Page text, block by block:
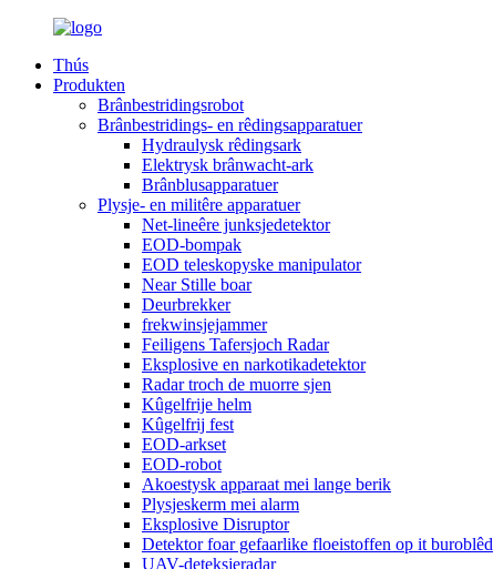
Thús
Produkten
Brânbestridingsrobot
Brânbestridings- en rêdingsapparatuer
Hydraulysk rêdingsark
Elektrysk brânwacht-ark
Brânblusapparatuer
Plysje- en militêre apparatuer
Net-lineêre junksjedetektor
EOD-bompak
EOD teleskopyske manipulator
Near Stille boar
Deurbrekker
frekwinsjejammer
Feiligens Tafersjoch Radar
Eksplosive en narkotikadetektor
Radar troch de muorre sjen
Kûgelfrije helm
Kûgelfrij fest
EOD-arkset
EOD-robot
Akoestysk apparaat mei lange berik
Plysjeskerm mei alarm
Eksplosive Disruptor
Detektor foar gefaarlike floeistoffen op it buroblêd
UAV-deteksjeradar